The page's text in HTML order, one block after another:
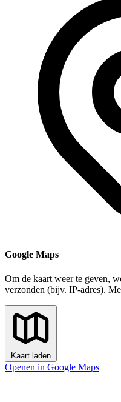
Google Maps
Om de kaart weer te geven,
verzonden (bijv. IP-adres).
Kaart laden
Openen in Google Maps